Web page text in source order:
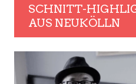
SCHNITT-
AUS NEUKÖLLN